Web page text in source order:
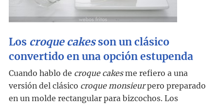
Los croque cakesson un clásico
convertido en una opción estupenda
Cuando hablo de croque cakesme refiero a una
versión del clásico croque monsieurpero preparado
en un molde rectangular para bizcochos. Los